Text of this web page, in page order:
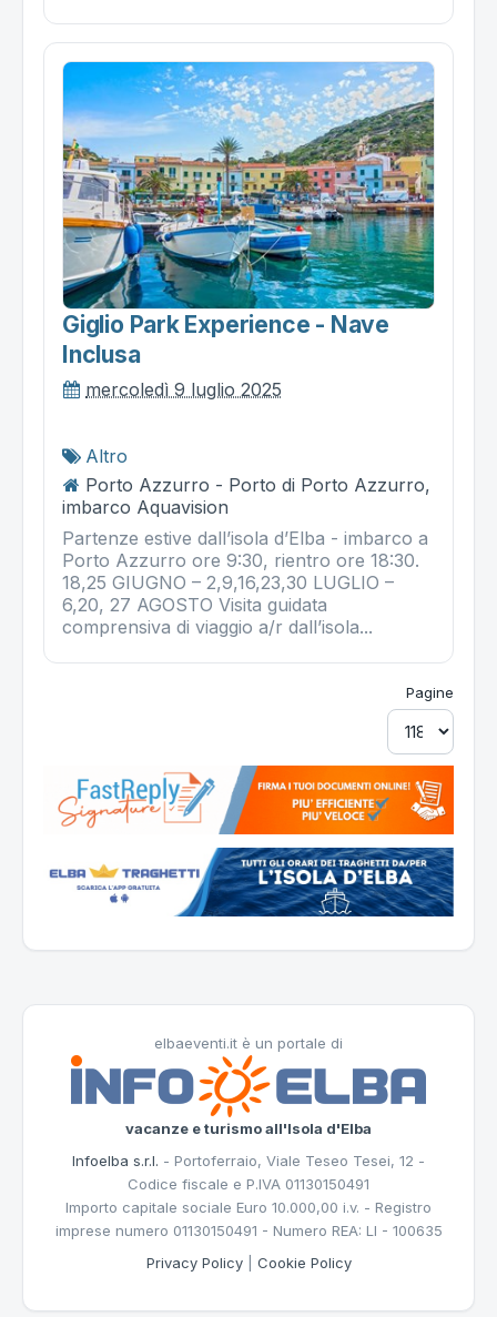
Giglio Park Experience - Nave
Inclusa
mercoledì 9 luglio 2025
Altro
Porto Azzurro - Porto di Porto Azzurro,
imbarco Aquavision
Partenze estive dall’isola d’Elba - imbarco a
Porto Azzurro ore 9:30, rientro ore 18:30.
18,25 GIUGNO – 2,9,16,23,30 LUGLIO –
6,20, 27 AGOSTO Visita guidata
comprensiva di viaggio a/r dall’isola...
Pagine
elbaeventi.it è un portale di
vacanze e turismo all'Isola d'Elba
Infoelba s.r.l. - Portoferraio, Viale Teseo Tesei, 12 -
Codice fiscale e P.IVA 01130150491
Importo capitale sociale Euro 10.000,00 i.v. - Registro
imprese numero 01130150491 - Numero REA: LI - 100635
Privacy Policy| Cookie Policy